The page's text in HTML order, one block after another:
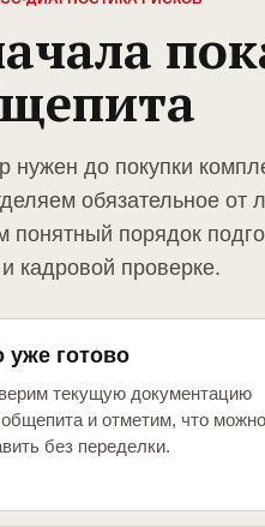
нужен до покупки
обязательное от
понятный порядок
кадровой проверке.
уже готово
текущую документацию
и отметим, что можно
без переделки.